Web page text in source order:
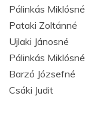
Pálinkás Miklósné
Pataki Zoltánné
Ujlaki Jánosné
Pálinkás Miklósné
Barzó Józsefné
Csáki Judit